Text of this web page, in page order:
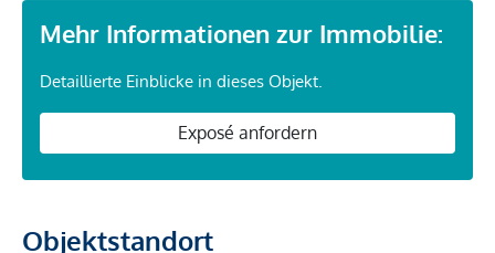
Mehr Informationen zur Immobilie:
Detaillierte Einblicke in dieses Objekt.
Exposé anfordern
Objektstandort